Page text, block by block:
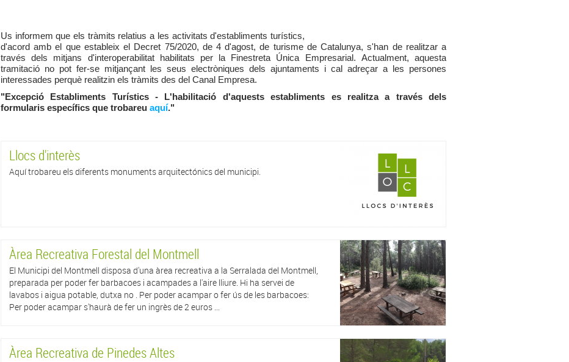
Us informem que els tràmits relatius a les activitats d'establiments turístics,
d'acord amb el que estableix el Decret 75/2020, de 4 d'agost, de turisme de Catalunya, s'han de realitzar a
través dels mitjans d'interoperabilitat habilitats per la Finestreta Única Empresarial. Actualment, aquesta
tramitació no pot fer-se mitjançant les seus electròniques dels ajuntaments i cal adreçar a les persones
interessades perquè realitzin els tràmits des del Canal Empresa.
"Excepció Establiments Turístics - L'habilitació d'aquests establiments es realitza a través dels
formularis específics que trobareu aquí."
Llocs d'interès
Aquí trobareu els diferents monuments arquitectónics del municipi.
Àrea Recreativa Forestal del Montmell
El Municipi del Montmell disposa d'una àrea recreativa a la Serralada del Montmell,
preparada per poder fer barbacoes i acampades a l'aire lliure. Hi ha servei de
lavabos i aigua potable, dutxa no . Per poder acampar o fer ús de les barbacoes:
Per poder acampar s'haurà de fer un ingrès de 2 euros ...
Àrea Recreativa de Pinedes Altes